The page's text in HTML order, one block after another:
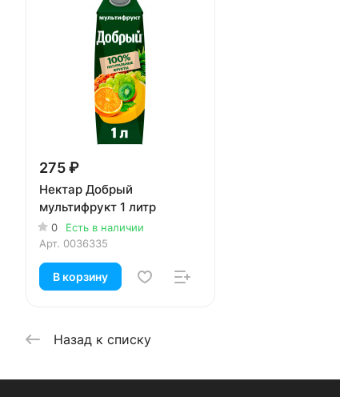
275 ₽
Нектар Добрый
мультифрукт 1 литр
0
Есть в наличии
Арт. 0036335
В корзину
Назад к списку